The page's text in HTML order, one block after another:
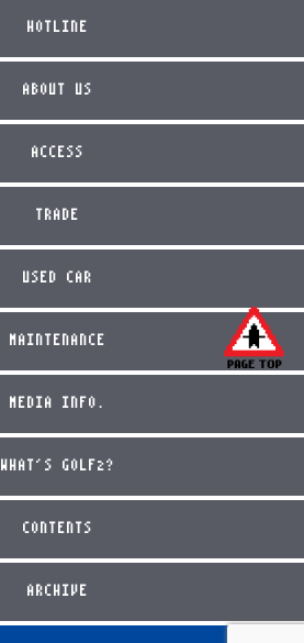
HOTLINE
ABOUT US
ACCESS
TRADE
USED CAR
MAINTENANCE
MEDIA INFO.
WHAT'S GOLF2?
CONTENTS
ARCHIVE